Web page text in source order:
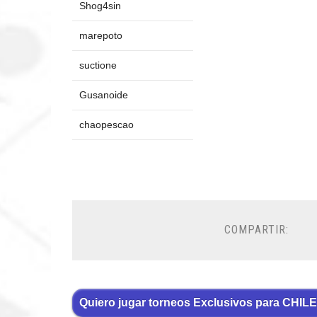
Shog4sin
marepoto
suctione
Gusanoide
chaopescao
COMPARTIR:
Quiero jugar torneos Exclusivos para